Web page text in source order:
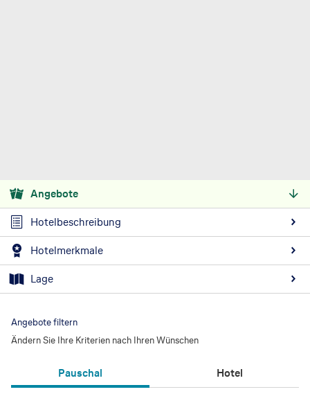
Angebote
Hotelbeschreibung
Hotelmerkmale
Lage
Angebote filtern
Ändern Sie Ihre Kriterien nach Ihren Wünschen
Pauschal Hotel